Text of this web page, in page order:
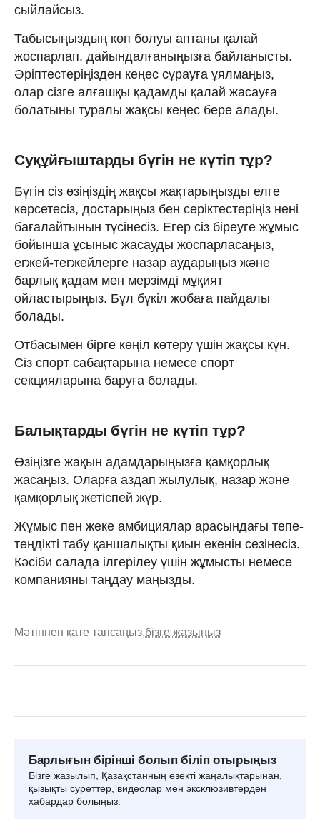
сыйлайсыз.
Табысыңыздың көп болуы аптаны қалай
жоспарлап, дайындалғаныңызға байланысты.
Әріптестеріңізден кеңес сұрауға ұялмаңыз,
олар сізге алғашқы қадамды қалай жасауға
болатыны туралы жақсы кеңес бере алады.
Суқұйғыштарды бүгін не күтіп тұр?
Бүгін сіз өзіңіздің жақсы жақтарыңызды елге
көрсетесіз, достарыңыз бен серіктестеріңіз нені
бағалайтынын түсінесіз. Егер сіз біреуге жұмыс
бойынша ұсыныс жасауды жоспарласаңыз,
егжей-тегжейлерге назар аударыңыз және
барлық қадам мен мерзімді мұқият
ойластырыңыз. Бұл бүкіл жобаға пайдалы
болады.
Отбасымен бірге көңіл көтеру үшін жақсы күн.
Сіз спорт сабақтарына немесе спорт
секцияларына баруға болады.
Балықтарды бүгін не күтіп тұр?
Өзіңізге жақын адамдарыңызға қамқорлық
жасаңыз. Оларға аздап жылулық, назар және
қамқорлық жетіспей жүр.
Жұмыс пен жеке амбициялар арасындағы тепе-
теңдікті табу қаншалықты қиын екенін сезінесіз.
Кәсіби салада ілгерілеу үшін жұмысты немесе
компанияны таңдау маңызды.
Мәтіннен қате тапсаңыз,бізге жазыңыз
Барлығын бірінші болып біліп отырыңыз
Бізге жазылып, Қазақстанның өзекті жаңалықтарынан,
қызықты суреттер, видеолар мен эксклюзивтерден
хабардар болыңыз.